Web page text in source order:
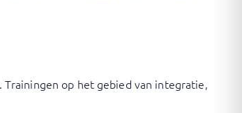
op het gebied van integratie,